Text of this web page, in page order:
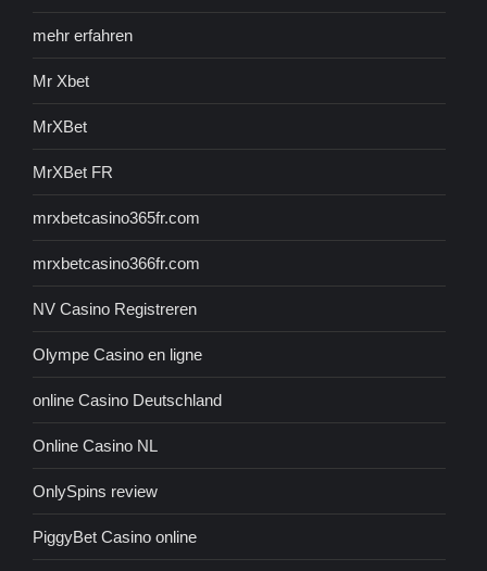
mehr erfahren
Mr Xbet
MrXBet
MrXBet FR
mrxbetcasino365fr.com
mrxbetcasino366fr.com
NV Casino Registreren
Olympe Casino en ligne
online Casino Deutschland
Online Casino NL
OnlySpins review
PiggyBet Casino online